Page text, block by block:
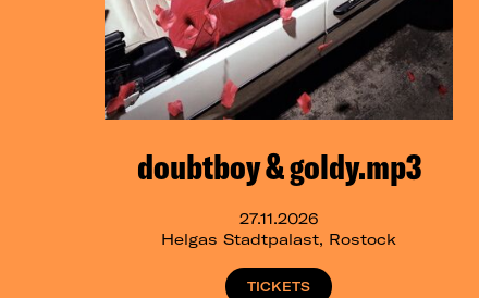
doubtboy & goldy.mp3
27.11.2026
Helgas Stadtpalast, Rostock
TICKETS